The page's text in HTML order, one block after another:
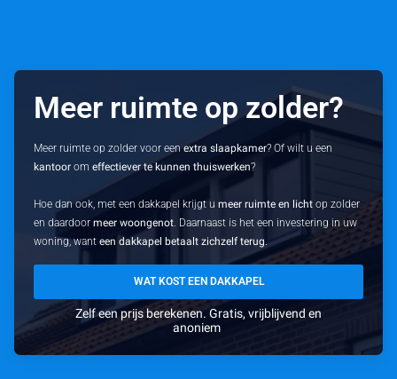
Meer ruimte op zolder?
Meer ruimte op zolder voor eenextra slaapkamer? Of wilt u een
kantoor omeffectiever te kunnen thuiswerken?
Hoe dan ook, met een dakkapel krijgt umeer ruimte en licht op zolder
en daardoormeer woongenot . Daarnaast is het een investering in uw
woning, wanteen dakkapel betaalt zichzelf terug
WAT KOST EEN DAKKAPEL
Zelf een prijs berekenen. Gratis, vrijblijvend en
anoniem